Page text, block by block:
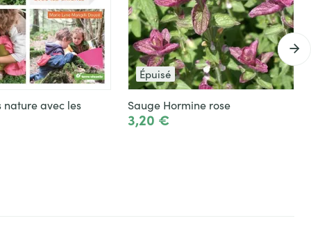
nature avec les
Épuisé
Sauge Hormine rose
3,20 €